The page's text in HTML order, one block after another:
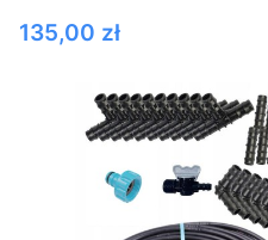
Cena
135,00 zł